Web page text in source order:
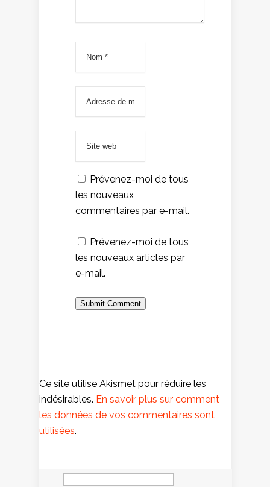
Prévenez-moi de tous
les nouveaux
commentaires par e-mail.
Prévenez-moi de tous
les nouveaux articles par
e-mail.
Ce site utilise Akismet pour réduire les
indésirables. En savoir plus sur comment
les données de vos commentaires sont
utilisées.
Rechercher :